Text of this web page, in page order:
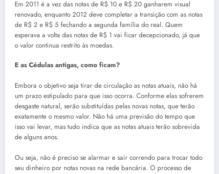
Em 2011 é a vez das notas de R$ 10 e R$ 20 ganharem visual
renovado, enquanto 2012 deve completar a transição com as notas
de R$ 2 e R$ 5 fechando a segunda família do real. Quem
esperava a volta das notas de R$ 1 vai ficar decepcionado, já que
o valor continua restrito às moedas.
E as Cédulas antigas, como ficam?
Embora o objetivo seja tirar de circulação as notas atuais, não há
um prazo estipulado para que isso ocorra. Conforme elas sofrerem
desgaste natural, serão substituídas pelas novas notas, que terão
exatamente o mesmo valor. Não há uma previsão do tempo que
isso vai levar, mas tudo indica que as notas atuais terão sobrevida
de alguns anos.
Ou seja, não é preciso se alarmar e sair correndo para trocar todo
seu dinheiro por notas novas na rede bancária. O processo de